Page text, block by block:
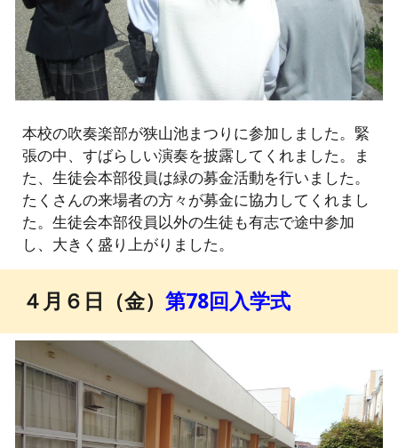
本校の吹奏楽部が狭山池まつりに参加しました。緊
張の中、すばらしい演奏を披露してくれました。ま
た、生徒会本部役員は緑の募金活動を行いました。
たくさんの来場者の方々が募金に協力してくれまし
た。生徒会本部役員以外の生徒も有志で途中参加
し、大きく盛り上がりました。
４月６日（金）第78回入学式